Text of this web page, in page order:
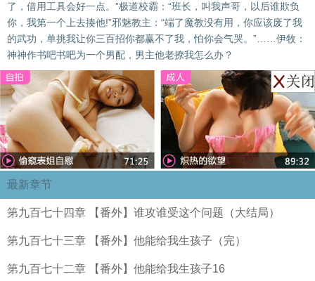
了，借用工具会好一点。”极道校霸：“班长，叫我声哥，以后谁欺负
你，我第一个上去揍他!”邪魅教主：“端了魔教没有用，你应该废了我
的武功，单挑我让你三百招你都赢不了我，怕你会气哭。”……伊牧：
神神作书吧书吧为一个男配，男主他老撩我怎么办？
最新章节
第九百七十四章 【番外】谁攻谁受这个问题（大结局）
第九百七十三章 【番外】他能给我生孩子（完）
第九百七十二章 【番外】他能给我生孩子16